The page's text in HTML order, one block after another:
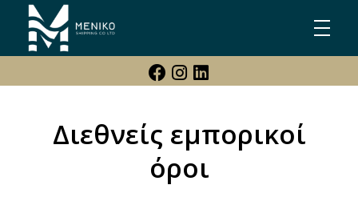
Meniko Shipping Co Ltd
Shipping, Maritime & Freight Forwarding company
Διεθνείς εμπορικοί
όροι